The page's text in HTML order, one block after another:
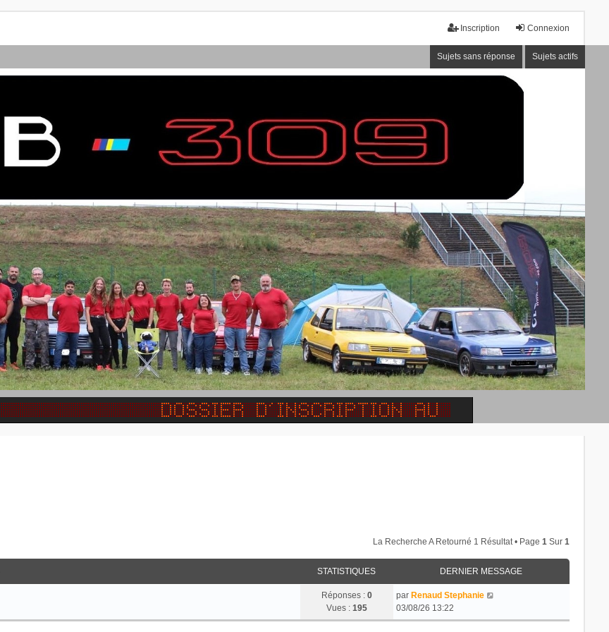
Connexion
Inscription
Sujets sans réponse Sujets actifs
La Recherche A Retourné 1 Résultat • Page1 Sur1
STATISTIQUES DERNIER MESSAGE
Réponses : 0
Vues : 195
par Renaud Stephanie
03/08/26 13:22